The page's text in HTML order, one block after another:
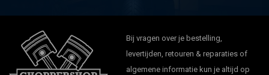
Bij vragen over je bestelling,
levertijden, retouren & reparaties of
algemene informatie kun je altijd op